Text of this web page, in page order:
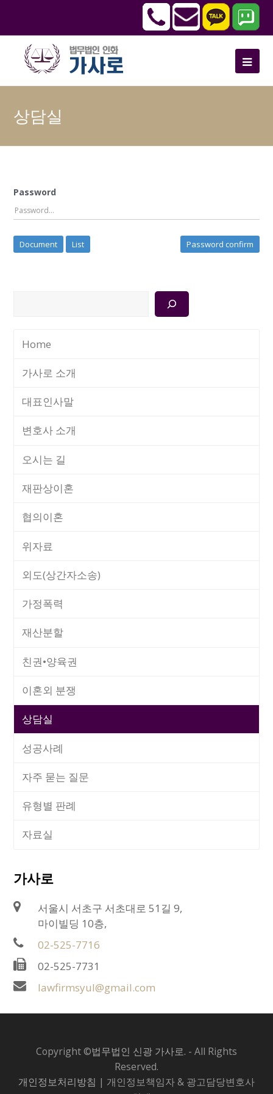
상담실
Password
Document List Password confirm
Home
가사로 소개
대표인사말
변호사 소개
오시는 길
재판상이혼
협의이혼
위자료
외도(상간자소송)
가정폭력
재산분할
친권•양육권
이혼외 분쟁
상담실
성공사례
자주 묻는 질문
유형별 판례
자료실
가사로
서울시 서초구 서초대로 51길 9,
마이빌딩 10층,
02-525-7716
02-525-7731
lawfirmsyul@gmail.com
Copyright ©법무법인 신광 가사로. - All Rights
Reserved.
개인정보처리방침 | 개인정보책임자 & 광고담당변호사